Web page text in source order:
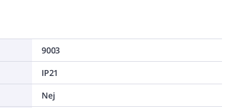
9003
IP21
Nej